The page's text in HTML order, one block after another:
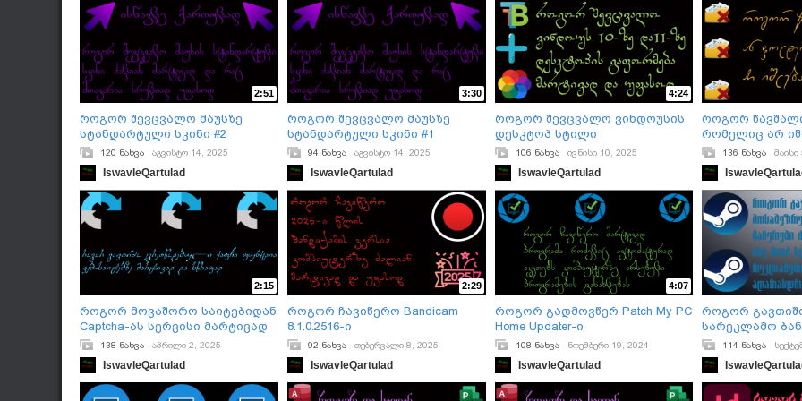
2:51
როგორ შევცვალო მაუსზე
სტანდარტული სკინი #2
120 ნახვა აგვისტო 14, 2025
IswavleQartulad
3:30
როგორ შევცვალო მაუსზე
სტანდარტული სკინი #1
94 ნახვა აგვისტო 14, 2025
IswavleQartulad
4:24
როგორ შევცვალო ვინდოუსის
დესკტოპ სტილი
106 ნახვა ივნისი 10, 2025
IswavleQartulad
როგორ
რომელიც არ
136 ნახვა მაისი
2:15
როგორ მოვაშორო საიტებიდან
Captcha-ას სერვისი მარტივად
138 ნახვა აპრილი 2, 2025
IswavleQartulad
2:29
როგორ ჩავიწერო Bandicam
8.1.0.2516-ი
92 ნახვა თებერვალი 8, 2025
IswavleQartulad
4:07
როგორ გადმოვწერ Patch My PC
Home Updater-ი
108 ნახვა ნოემბერი 19, 2024
IswavleQartulad
როგორ
სარეკლამო
114 ნახვა